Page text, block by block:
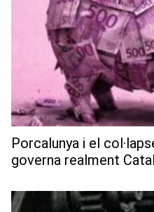
Porcalunya i el
governa realment